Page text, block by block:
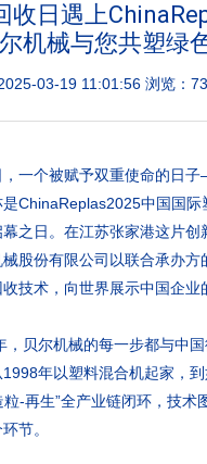
收日遇上
机械与您共塑绿
03-19 11:01:56 浏览：
，一个被赋予双重使命的日
ChinaReplas2025中国国际
之日。在江苏张家港这片创
械股份有限公司以联合承办方
技术，向世界展示中国企业
贝尔机械的每一步都与中
年以塑料混合机起家，
-再生”全产业链闭环，技术
节。